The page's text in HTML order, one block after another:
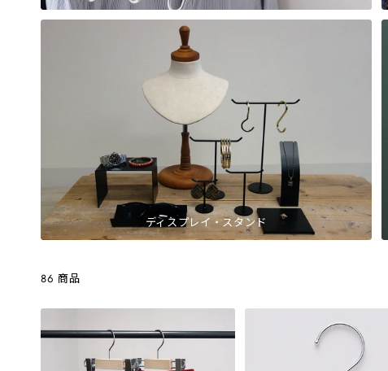
ディスプレイ・スタンド
86 商品